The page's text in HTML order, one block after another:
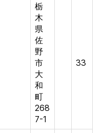
栃
木
県
佐
野
市
大
和
町
268
7-1
33